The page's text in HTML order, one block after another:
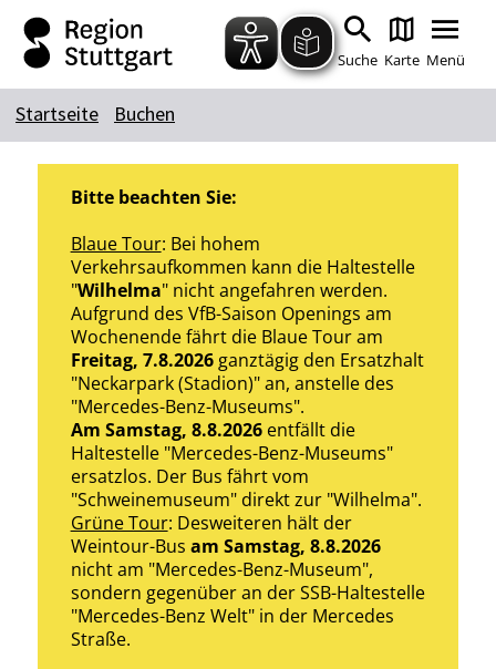
Zum Hauptinhalt springen
Zur Suche springen
Zur Hauptnavigation
Zum Footer springen
Suche Karte Menü
Suchbegriff
Das könnte Sie interessieren
Stadtführungen
Tickets
Citytour
Übernachtung
Erlebnisse
Essen & Trinken
Automobil
Kultur
Feste & Highlights
Startseite Buchen
Bitte beachten Sie:
Blaue Tour: Bei hohem
Verkehrsaufkommen kann die Haltestelle
"Wilhelma" nicht angefahren werden.
Aufgrund des VfB-Saison Openings am
Wochenende fährt die Blaue Tour am
Freitag, 7.8.2026ganztägig den Ersatzhalt
"Neckarpark (Stadion)" an, anstelle des
"Mercedes-Benz-Museums".
Am Samstag, 8.8.2026entfällt die
Haltestelle "Mercedes-Benz-Museums"
ersatzlos. Der Bus fährt vom
"Schweinemuseum" direkt zur "Wilhelma".
Grüne Tour: Desweiteren hält der
Weintour-Bus am Samstag, 8.8.2026
nicht am "Mercedes-Benz-Museum",
sondern gegenüber an der SSB-Haltestelle
"Mercedes-Benz Welt" in der Mercedes
Straße.